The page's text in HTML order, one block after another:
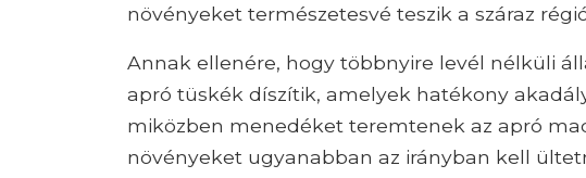
növényeket természetesvé teszik a száraz
Annak ellenére, hogy többnyire levél nélküli
apró tüskék díszítik, amelyek hatékony
miközben menedéket teremtenek az apró
növényeket ugyanabban az irányban kell